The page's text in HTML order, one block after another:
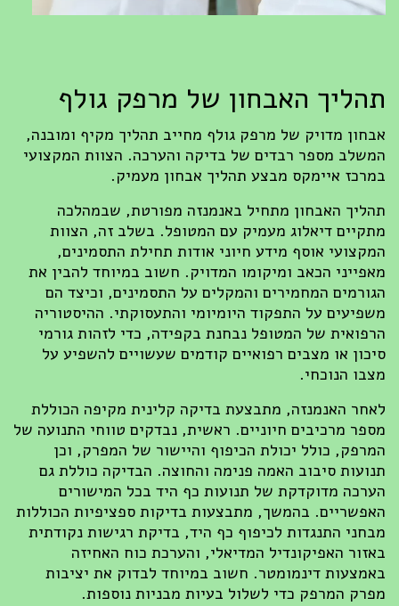
תהליך האבחון של מרפק גולף
אבחון מדויק של מרפק גולף מחייב תהליך מקיף ומובנה,
המשלב מספר רבדים של בדיקה והערכה. הצוות המקצועי
במרכז איימקס מבצע תהליך אבחון מעמיק.
תהליך האבחון מתחיל באנמנזה מפורטת, שבמהלכה
מתקיים דיאלוג מעמיק עם המטופל. בשלב זה, הצוות
המקצועי אוסף מידע חיוני אודות תחילת התסמינים,
מאפייני הכאב ומיקומו המדויק. חשוב במיוחד להבין את
הגורמים המחמירים והמקלים על התסמינים, וכיצד הם
משפיעים על התפקוד היומיומי והתעסוקתי. ההיסטוריה
הרפואית של המטופל נבחנת בקפידה, כדי לזהות גורמי
סיכון או מצבים רפואיים קודמים שעשויים להשפיע על
מצבו הנוכחי.
לאחר האנמנזה, מתבצעת בדיקה קלינית מקיפה הכוללת
מספר מרכיבים חיוניים. ראשית, נבדקים טווחי התנועה של
המרפק, כולל יכולת הכיפוף והיישור של המפרק, וכן
תנועות סיבוב האמה פנימה והחוצה. הבדיקה כוללת גם
הערכה מדוקדקת של תנועות כף היד בכל המישורים
האפשריים. בהמשך, מתבצעות בדיקות ספציפיות הכוללות
מבחני התנגדות לכיפוף כף היד, בדיקת רגישות נקודתית
באזור האפיקונדיל המדיאלי, והערכת כוח האחיזה
באמצעות דינמומטר. חשוב במיוחד לבדוק את יציבות
מפרק המרפק כדי לשלול בעיות מבניות נוספות.